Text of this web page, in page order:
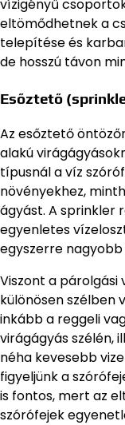
vízigényű
eltömődhetnek a
telepítése és
de hosszú távon
Esőztető
Az esőztető
alakú
típusnál a víz
növényekhez,
ágyást. A sprinkler
egyenletes
egyszerre
Viszont a
különösen szélben
inkább a reggeli
virágágyás szélén,
néha kevesebb
figyeljünk a
is fontos, mert az
szórófejek